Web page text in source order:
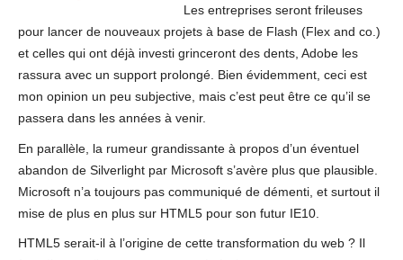
Les entreprises seront frileuses
pour lancer de nouveaux projets à base de Flash (Flex and co.)
et celles qui ont déjà investi grinceront des dents, Adobe les
rassura avec un support prolongé. Bien évidemment, ceci est
mon opinion un peu subjective, mais c’est peut être ce qu’il se
passera dans les années à venir.
En parallèle, la rumeur grandissante à propos d’un éventuel
abandon de Silverlight par Microsoft s’avère plus que plausible.
Microsoft n’a toujours pas communiqué de démenti, et surtout il
mise de plus en plus sur HTML5 pour son futur IE10.
HTML5 serait-il à l’origine de cette transformation du web ? Il